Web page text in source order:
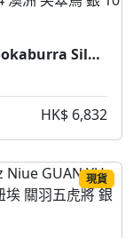
2014 10oz PCGS MS69 Australia Kookaburra Silver Coin (2014 澳洲 笑翠鳥 銀 10盎司)
HK$ 6,832
現貨